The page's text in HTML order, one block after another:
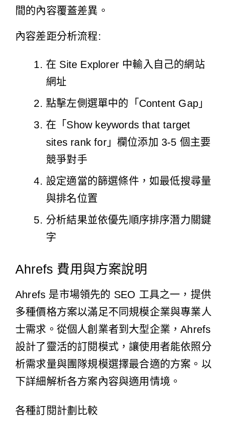
間的內容覆蓋差異。
內容差距分析流程:
在 Site Explorer 中輸入自己的網站
網址
點擊左側選單中的「Content Gap」
在「Show keywords that target
sites rank for」欄位添加 3-5 個主要
競爭對手
設定適當的篩選條件，如最低搜尋量
與排名位置
分析結果並依優先順序排序潛力關鍵
字
Ahrefs 費用與方案說明
Ahrefs 是市場領先的 SEO 工具之一，提供
多種價格方案以滿足不同規模企業與專業人
士需求。從個人創業者到大型企業，Ahrefs
設計了靈活的訂閱模式，讓使用者能依照分
析需求量與團隊規模選擇最合適的方案。以
下詳細解析各方案內容與適用情境。
各種訂閱計劃比較